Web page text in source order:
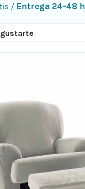
/ Entrega 24-48 h